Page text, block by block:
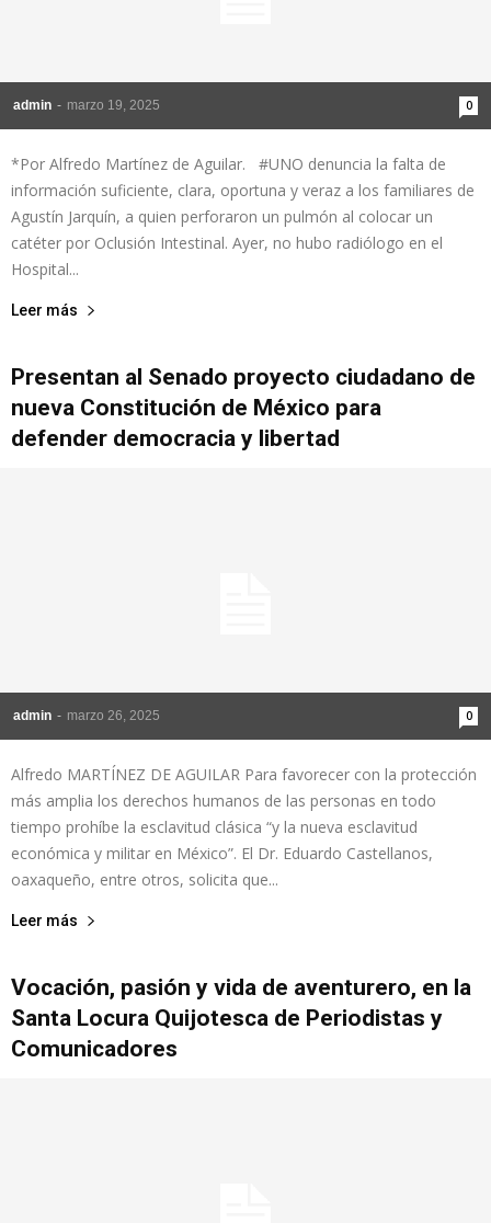
admin - marzo 19, 2025 0
*Por Alfredo Martínez de Aguilar. #UNO denuncia la falta de
información suficiente, clara, oportuna y veraz a los familiares de
Agustín Jarquín, a quien perforaron un pulmón al colocar un
catéter por Oclusión Intestinal. Ayer, no hubo radiólogo en el
Hospital...
Leer más
Presentan al Senado proyecto ciudadano de
nueva Constitución de México para
defender democracia y libertad
admin - marzo 26, 2025 0
Alfredo MARTÍNEZ DE AGUILAR Para favorecer con la protección
más amplia los derechos humanos de las personas en todo
tiempo prohíbe la esclavitud clásica “y la nueva esclavitud
económica y militar en México”. El Dr. Eduardo Castellanos,
oaxaqueño, entre otros, solicita que...
Leer más
Vocación, pasión y vida de aventurero, en la
Santa Locura Quijotesca de Periodistas y
Comunicadores